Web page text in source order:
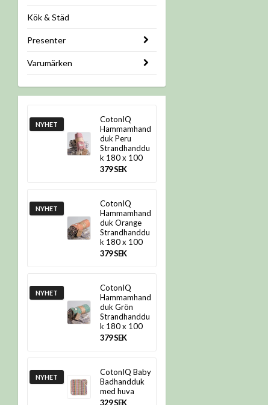
Kök & Städ
Presenter
Varumärken
NYHET
CotonIQ
Hammamhand
duk Peru
Strandhanddu
k 180 x 100
379 SEK
NYHET
CotonIQ
Hammamhand
duk Orange
Strandhanddu
k 180 x 100
379 SEK
NYHET
CotonIQ
Hammamhand
duk Grön
Strandhanddu
k 180 x 100
379 SEK
NYHET
CotonIQ Baby
Badhandduk
med huva
329 SEK